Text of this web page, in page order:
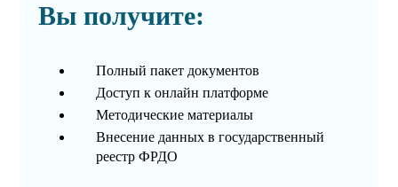
Вы получите:
Полный пакет документов
Доступ к онлайн платформе
Методические материалы
Внесение данных в государственный
реестр ФРДО